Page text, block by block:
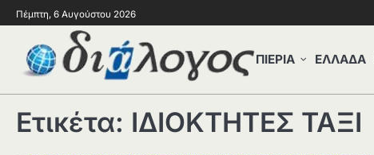
Πέμπτη, 6 Αυγούστου 2026
ΠΙΕΡΙΑ ΕΛΛΑΔΑ
Ετικέτα: ΙΔΙΟΚΤΗΤΕΣ ΤΑΞΙ